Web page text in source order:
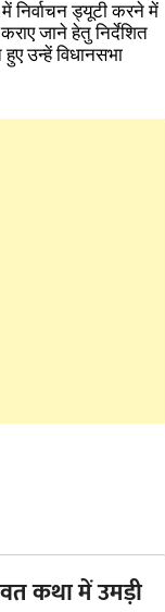
में निर्वाचन ड्यूटी करने में
जाने हेतु निर्देशित
उन्हें विधानसभा
कथा में उमड़ी